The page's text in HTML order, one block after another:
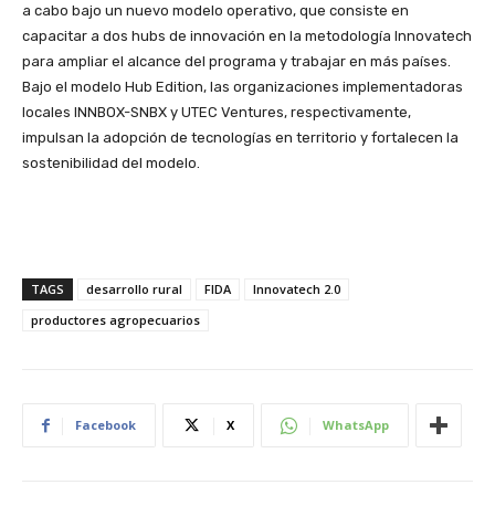
a cabo bajo un nuevo modelo operativo, que consiste en
capacitar a dos hubs de innovación en la metodología Innovatech
para ampliar el alcance del programa y trabajar en más países.
Bajo el modelo Hub Edition, las organizaciones implementadoras
locales INNBOX-SNBX y UTEC Ventures, respectivamente,
impulsan la adopción de tecnologías en territorio y fortalecen la
sostenibilidad del modelo.
TAGS desarrollo rural FIDA
Innovatech 2.0
productores agropecuarios
Facebook X WhatsApp